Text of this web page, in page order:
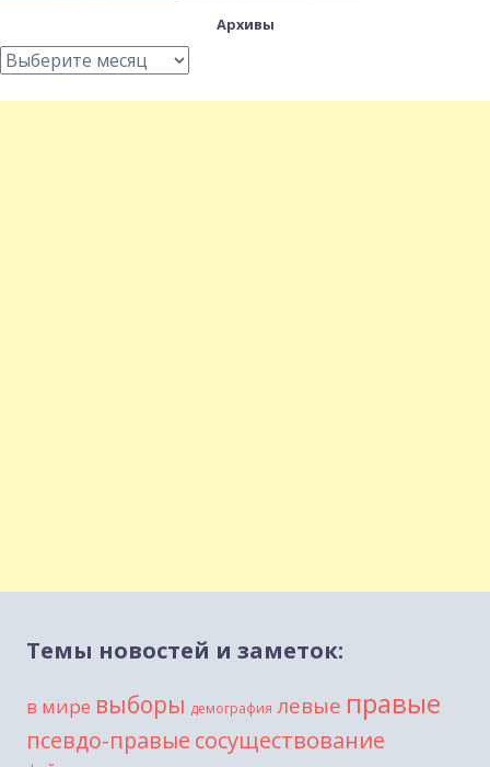
Архивы
Архивы
Темы новостей и заметок:
в мире выборы демография левые правые
псевдо-правые сосуществование